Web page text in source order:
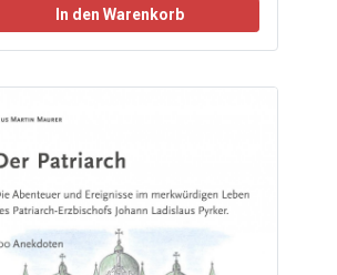
In den Warenkorb